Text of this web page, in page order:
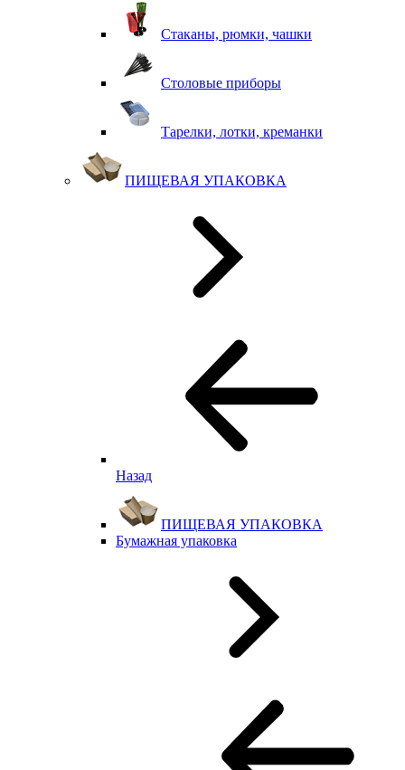
Стаканы, рюмки, чашки
Столовые приборы
Тарелки, лотки, креманки
ПИЩЕВАЯ УПАКОВКА
Назад
ПИЩЕВАЯ УПАКОВКА
Бумажная упаковка